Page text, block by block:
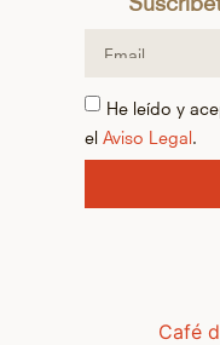
He leído y
el Aviso Legal
Café